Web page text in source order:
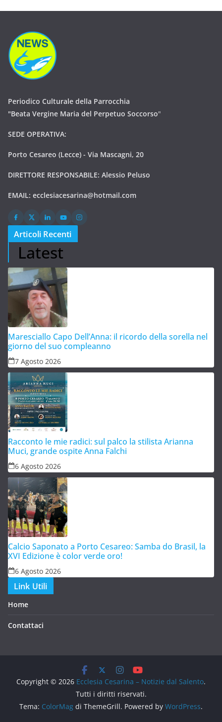
Periodico Culturale della Parrocchia
"Beata Vergine Maria del Perpetuo Soccorso"
SEDE OPERATIVA:
Porto Cesareo (Lecce) - Via Mascagni, 20
DIRETTORE RESPONSABILE: Alessio Peluso
EMAIL: ecclesiacesarina@hotmail.com
Articoli Recenti
Latest
Maresciallo Capo Dell’Anna: il ricordo della sorella nel
giorno del suo compleanno
7 Agosto 2026
Racconto le mie radici: sul palco la stilista Arianna
Muci, grande ospite Anna Falchi
6 Agosto 2026
Calcio Saponato a Porto Cesareo: Samba do Brasil, la
XVI Edizione è color verde oro!
6 Agosto 2026
Link Utili
Home
Contattaci
Copyright © 2026 Ecclesia Cesarina – Notizie dal Salento.
Tutti i diritti riservati.
Tema: ColorMag di ThemeGrill. Powered by WordPress.